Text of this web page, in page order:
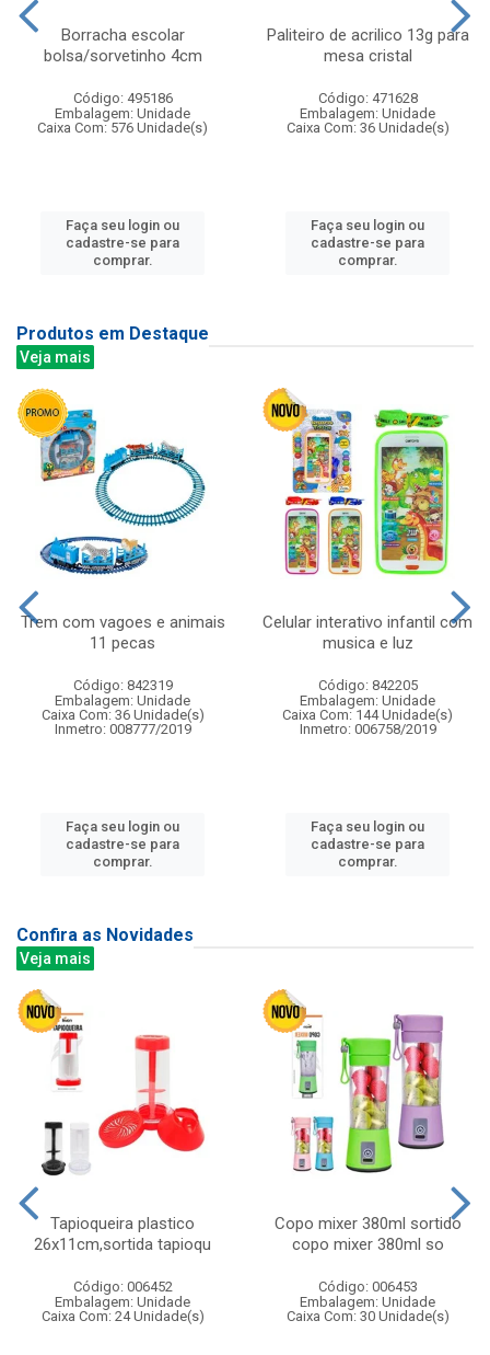
Borracha escolar
bolsa/sorvetinho 4cm
Código: 495186
Embalagem: Unidade
Caixa Com: 576 Unidade(s)
Faça seu login ou
cadastre-se para
comprar.
Paliteiro de acrilico 13g para
mesa cristal
Código: 471628
Embalagem: Unidade
Caixa Com: 36 Unidade(s)
Faça seu login ou
cadastre-se para
comprar.
Produtos em Destaque
Veja mais
Trem com vagoes e animais
11 pecas
Código: 842319
Embalagem: Unidade
Caixa Com: 36 Unidade(s)
Inmetro: 008777/2019
Faça seu login ou
cadastre-se para
comprar.
Celular interativo infantil com
musica e luz
Código: 842205
Embalagem: Unidade
Caixa Com: 144 Unidade(s)
Inmetro: 006758/2019
Faça seu login ou
cadastre-se para
comprar.
Confira as Novidades
Veja mais
Tapioqueira plastico
26x11cm,sortida tapioqu
Código: 006452
Embalagem: Unidade
Caixa Com: 24 Unidade(s)
Copo mixer 380ml sortido
copo mixer 380ml so
Código: 006453
Embalagem: Unidade
Caixa Com: 30 Unidade(s)